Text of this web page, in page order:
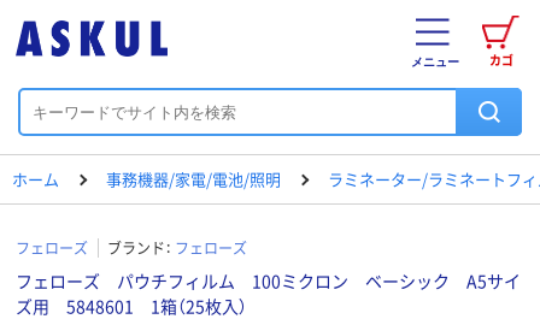
カゴ
メニュー
ホーム 事務機器/家電/電池/照明 ラミネーター/ラミネートフ
フェローズ ブランド： フェローズ
フェローズ パウチフィルム 100ミクロン ベーシック A5サイ
ズ用 5848601 1箱（25枚入）